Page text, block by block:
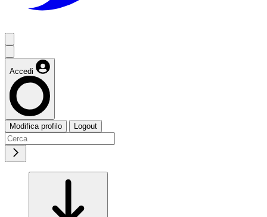
Accedi
Modifica profilo Logout